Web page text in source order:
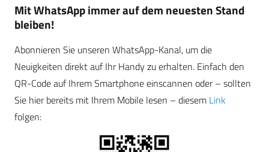
Mit WhatsApp immer auf dem neuesten Stand
bleiben!
Abonnieren Sie unseren WhatsApp-Kanal, um die
Neuigkeiten direkt auf Ihr Handy zu erhalten. Einfach den
QR-Code auf Ihrem Smartphone einscannen oder – sollten
Sie hier bereits mit Ihrem Mobile lesen – diesem Link
folgen: